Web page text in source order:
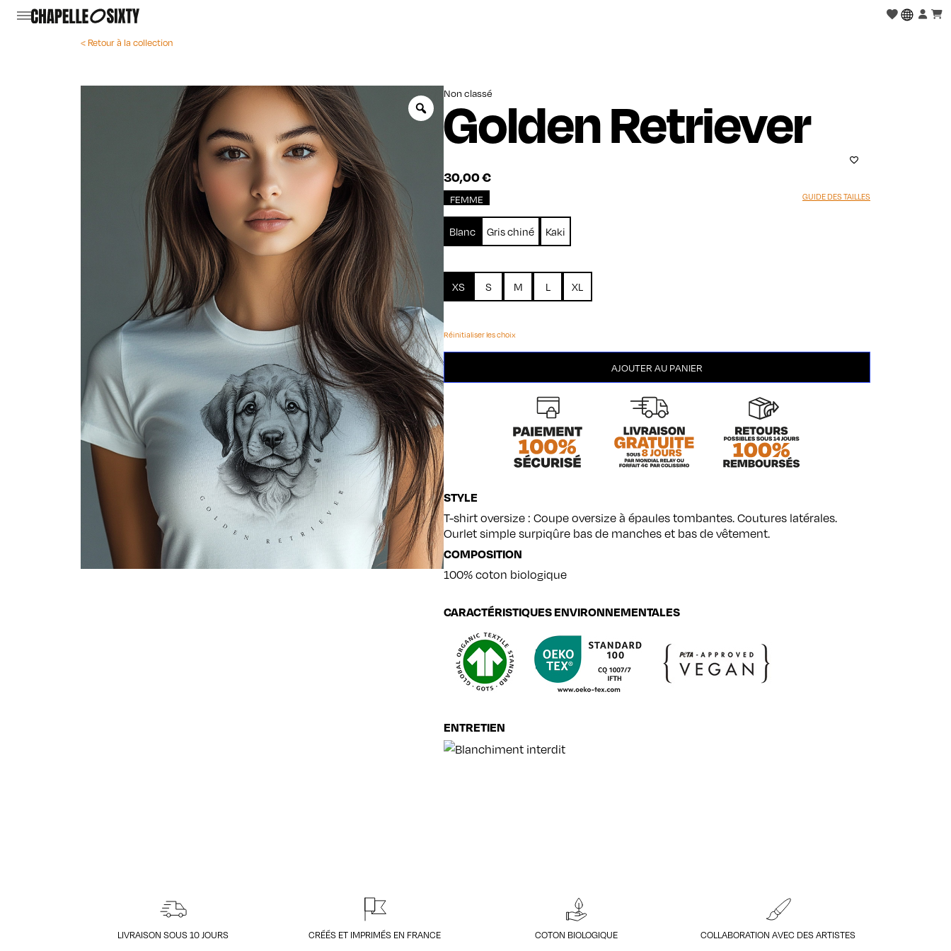
< Retour à la collection
Zoom
Non classé
Golden Retriever
30,00€
GUIDE DES TAILLES
FEMME
Blanc Gris chiné Kaki
XS S M L XL
Réinitialiser les choix
Golden
Retriever
AJOUTER AU PANIER
STYLE
T-shirt oversize : Coupe oversize à épaules tombantes. Coutures latérales.
Ourlet simple surpiqûre bas de manches et bas de vêtement.
COMPOSITION
100% coton biologique
CARACTÉRISTIQUES ENVIRONNEMENTALES
ENTRETIEN
LIVRAISON SOUS 10 JOURS CRÉÉS ET IMPRIMÉS EN FRANCE COTON BIOLOGIQUE COLLABORATION AVEC DES ARTISTES